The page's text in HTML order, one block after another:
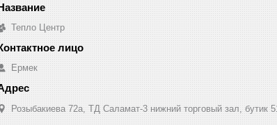
Тепло Центр
Ермек
Розыбакиева 72а, ТД Саламат-3 нижний торговый зал, бутик